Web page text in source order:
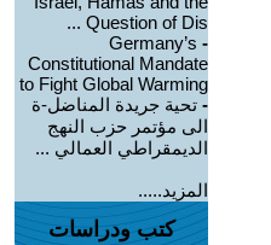
Question of Dis ...
-
Germany’s
Constitutional Mandate
to Fight Global Warming
- تحية جريدة المناضل-ة
الى مؤتمر حزب النهج
الديمقراطي العمالي ...
المزيد.....
كتب ودراسات